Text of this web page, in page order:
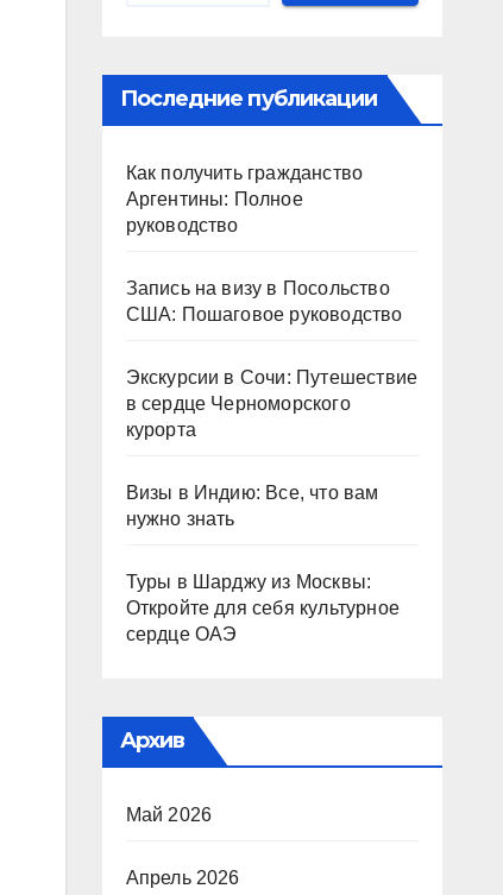
Последние публикации
Как получить гражданство
Аргентины: Полное
руководство
Запись на визу в Посольство
США: Пошаговое руководство
Экскурсии в Сочи: Путешествие
в сердце Черноморского
курорта
Визы в Индию: Все, что вам
нужно знать
Туры в Шарджу из Москвы:
Откройте для себя культурное
сердце ОАЭ
Архив
Май 2026
Апрель 2026